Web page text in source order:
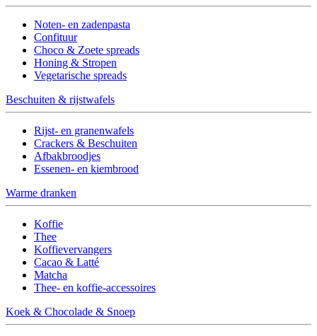
Noten- en zadenpasta
Confituur
Choco & Zoete spreads
Honing & Stropen
Vegetarische spreads
Beschuiten & rijstwafels
Rijst- en granenwafels
Crackers & Beschuiten
Afbakbroodjes
Essenen- en kiembrood
Warme dranken
Koffie
Thee
Koffievervangers
Cacao & Latté
Matcha
Thee- en koffie-accessoires
Koek & Chocolade & Snoep